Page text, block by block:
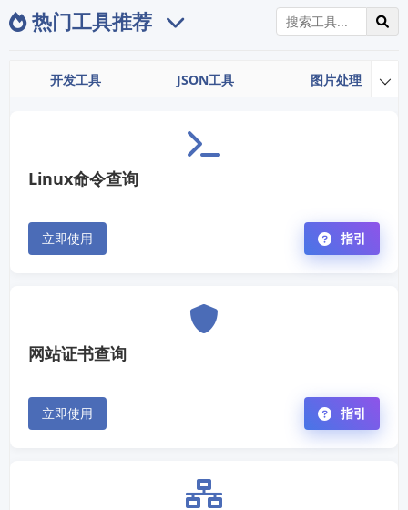
热门工具推荐
开发工具 JSON工具 图片处理 
Linux命令查询
立即使用 指引
网站证书查询
立即使用 指引